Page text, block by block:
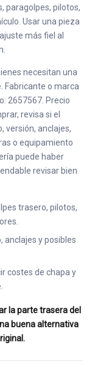
paragolpes, pilotos,
Usar una pieza
más fiel al
necesitan una
Fabricante o marca
2657567. Precio
revisa si el
versión, anclajes,
o equipamiento
puede haber
revisar bien
trasero, pilotos,
anclajes y posibles
costes de chapa y
la parte trasera del
buena alternativa